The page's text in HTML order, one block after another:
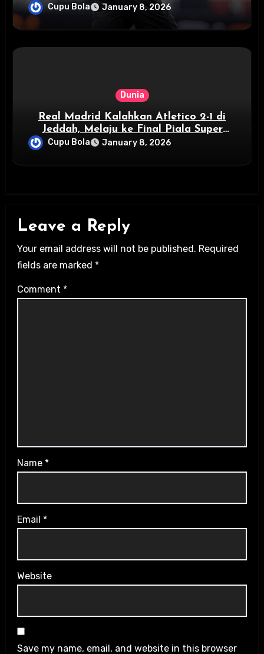
Cupu Bola January 8, 2026
Dunia
Real Madrid Kalahkan Atletico 2-1 di
Jeddah, Melaju ke Final Piala Super
Spanyol
Cupu Bola January 8, 2026
Leave a Reply
Your email address will not be published. Required
fields are marked *
Comment *
Name *
Email *
Website
Save my name, email, and website in this browser